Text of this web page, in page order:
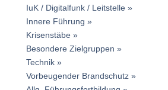
IuK / Digitalfunk / Leitstelle
Innere Führung
Krisenstäbe
Besondere Zielgruppen
Technik
Vorbeugender Brandschutz